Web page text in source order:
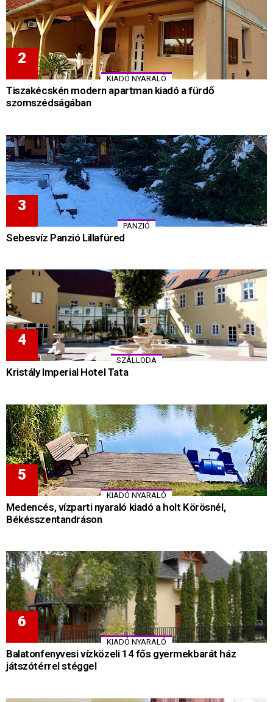
KIADÓ NYARALÓ
Tiszakécskén modern apartman kiadó a fürdő
szomszédságában
PANZIÓ
Sebesvíz Panzió Lillafüred
SZÁLLODA
Kristály Imperial Hotel Tata
KIADÓ NYARALÓ
Medencés, vízparti nyaraló kiadó a holt Körösnél,
Békésszentandráson
KIADÓ NYARALÓ
Balatonfenyvesi vízközeli 14 fős gyermekbarát ház
játszótérrel stéggel